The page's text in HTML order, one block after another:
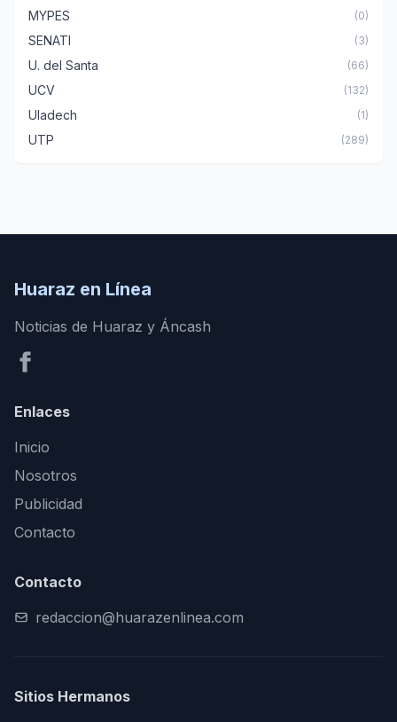
MYPES (0)
SENATI (3)
U. del Santa (66)
UCV (132)
Uladech (1)
UTP (289)
Huaraz en Línea
Noticias de Huaraz y Áncash
Enlaces
Inicio
Nosotros
Publicidad
Contacto
Contacto
redaccion@huarazenlinea.com
Sitios Hermanos